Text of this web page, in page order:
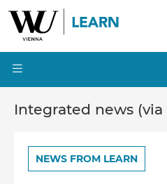
Integrated news (via
NEWS FROM LEARN